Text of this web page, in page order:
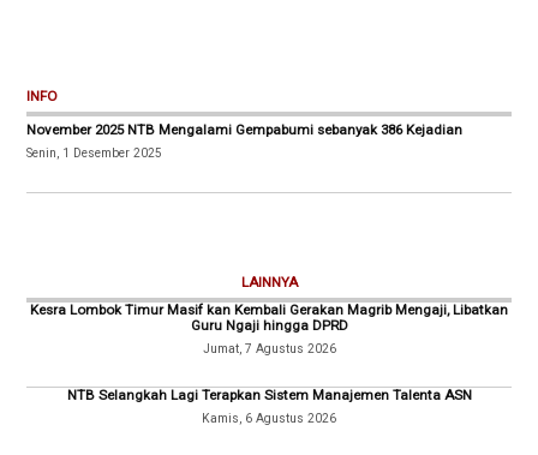
INFO
November 2025 NTB Mengalami Gempabumi sebanyak 386 Kejadian
Senin, 1 Desember 2025
LAINNYA
Kesra Lombok Timur Masif kan Kembali Gerakan Magrib Mengaji, Libatkan
Guru Ngaji hingga DPRD
Jumat, 7 Agustus 2026
NTB Selangkah Lagi Terapkan Sistem Manajemen Talenta ASN
Kamis, 6 Agustus 2026